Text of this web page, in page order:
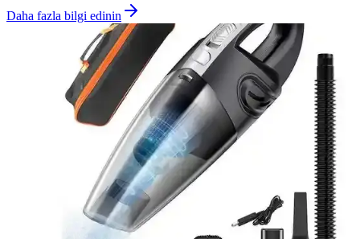
Daha fazla bilgi edinin